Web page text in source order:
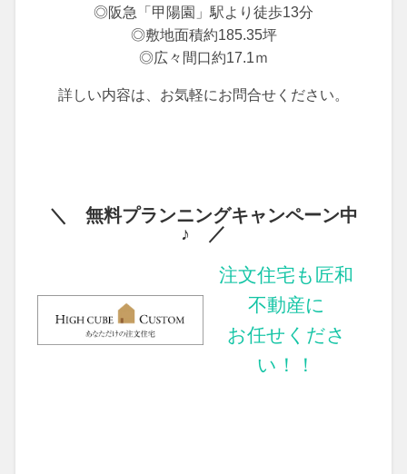
◎阪急「甲陽園」駅より徒歩13分
◎敷地面積約185.35坪
◎広々間口約17.1ｍ
詳しい内容は、お気軽にお問合せください。
＼ 無料プランニングキャンペーン中
♪ ／
注文住宅も匠和
不動産に
お任せくださ
い！！